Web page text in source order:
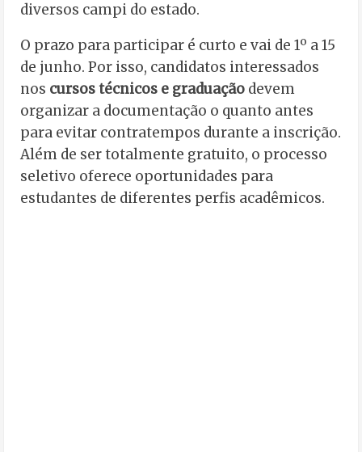
diversos campi do estado.
O prazo para participar é curto e vai de 1º a 15
de junho. Por isso, candidatos interessados
nos cursos técnicos e graduação devem
organizar a documentação o quanto antes
para evitar contratempos durante a inscrição.
Além de ser totalmente gratuito, o processo
seletivo oferece oportunidades para
estudantes de diferentes perfis acadêmicos.